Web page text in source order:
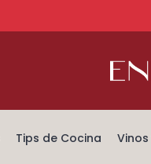
Tips de Cocina